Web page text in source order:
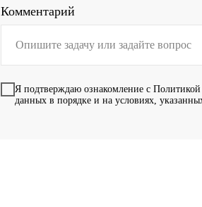
Комментарий
Я подтверждаю ознакомление с Политикой
данных в порядке и на условиях,